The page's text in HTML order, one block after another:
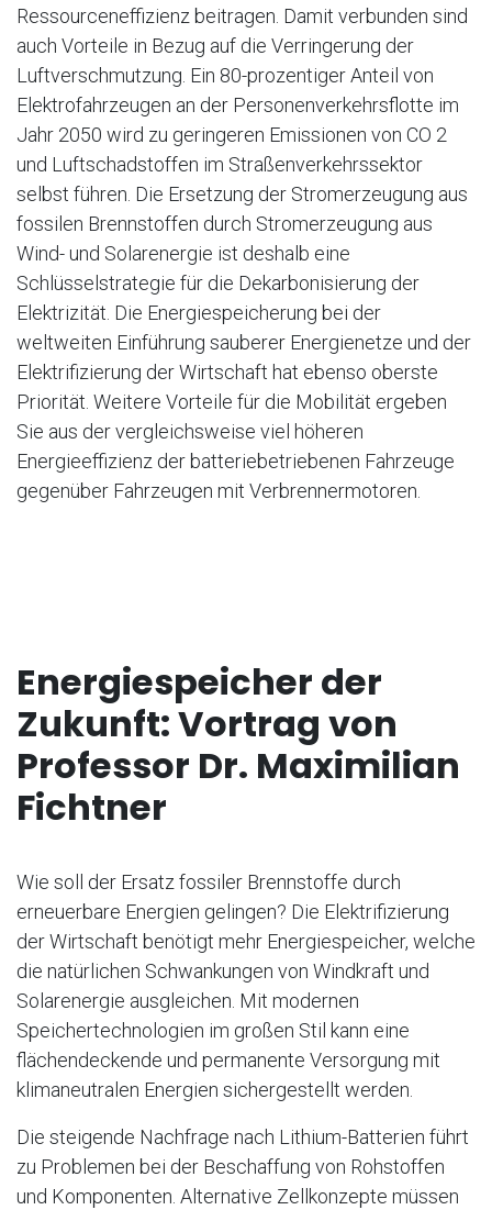
Ressourceneffizienz beitragen. Damit verbunden sind
auch Vorteile in Bezug auf die Verringerung der
Luftverschmutzung. Ein 80-prozentiger Anteil von
Elektrofahrzeugen an der Personenverkehrsflotte im
Jahr 2050 wird zu geringeren Emissionen von CO 2
und Luftschadstoffen im Straßenverkehrssektor
selbst führen. Die Ersetzung der Stromerzeugung aus
fossilen Brennstoffen durch Stromerzeugung aus
Wind- und Solarenergie ist deshalb eine
Schlüsselstrategie für die Dekarbonisierung der
Elektrizität. Die Energiespeicherung bei der
weltweiten Einführung sauberer Energienetze und der
Elektrifizierung der Wirtschaft hat ebenso oberste
Priorität. Weitere Vorteile für die Mobilität ergeben
Sie aus der vergleichsweise viel höheren
Energieeffizienz der batteriebetriebenen Fahrzeuge
gegenüber Fahrzeugen mit Verbrennermotoren.
Energiespeicher der
Zukunft: Vortrag von
Professor Dr. Maximilian
Fichtner
Wie soll der Ersatz fossiler Brennstoffe durch
erneuerbare Energien gelingen? Die Elektrifizierung
der Wirtschaft benötigt mehr Energiespeicher, welche
die natürlichen Schwankungen von Windkraft und
Solarenergie ausgleichen. Mit modernen
Speichertechnologien im großen Stil kann eine
flächendeckende und permanente Versorgung mit
klimaneutralen Energien sichergestellt werden.
Die steigende Nachfrage nach Lithium-Batterien führt
zu Problemen bei der Beschaffung von Rohstoffen
und Komponenten. Alternative Zellkonzepte müssen